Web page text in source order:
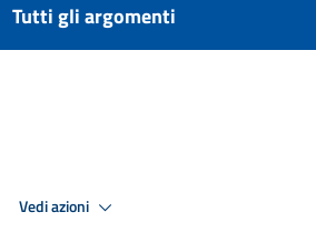
Tutti gli argomenti
Vedi azioni